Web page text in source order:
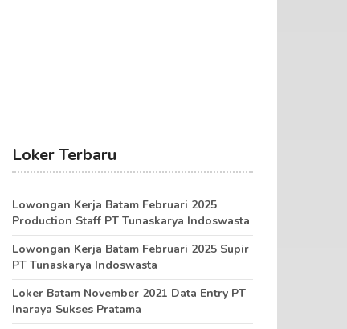
Loker Terbaru
Lowongan Kerja Batam Februari 2025
Production Staff PT Tunaskarya Indoswasta
Lowongan Kerja Batam Februari 2025 Supir
PT Tunaskarya Indoswasta
Loker Batam November 2021 Data Entry PT
Inaraya Sukses Pratama